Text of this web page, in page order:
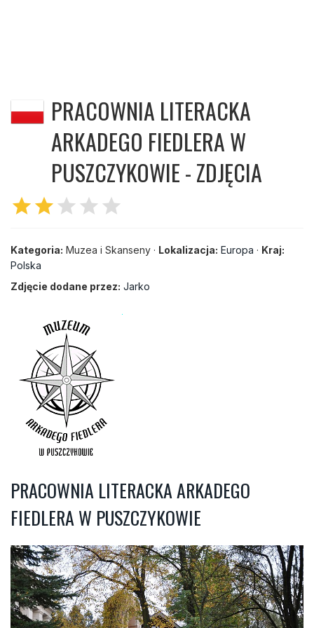
PRACOWNIA LITERACKA
ARKADEGO FIEDLERA W
PUSZCZYKOWIE - ZDJĘCIA
starstar star star star
Kategoria: Muzea i Skanseny · Lokalizacja: Europa · Kraj:
Polska
Zdjęcie dodane przez: Jarko
PRACOWNIA LITERACKA ARKADEGO
FIEDLERA W PUSZCZYKOWIE